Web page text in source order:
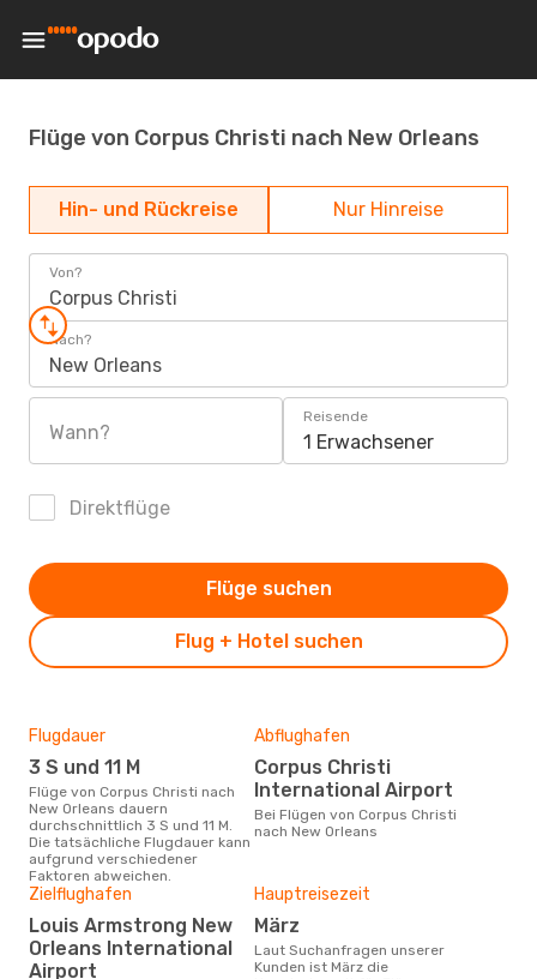
Flüge von Corpus Christi nach New Orleans
Hin- und Rückreise Nur Hinreise
Von?
Corpus Christi
Nach?
New Orleans
Wann?
Reisende
1 Erwachsener
Direktflüge
Flug + Hotel suchen
Flüge suchen
Flugdauer
3 S und 11 M
Flüge von Corpus Christi nach
New Orleans dauern
durchschnittlich 3 S und 11 M.
Die tatsächliche Flugdauer kann
aufgrund verschiedener
Faktoren abweichen.
Abflughafen
Corpus Christi
International Airport
Bei Flügen von Corpus Christi
nach New Orleans
Zielflughafen
Louis Armstrong New
Orleans International
Airport
Hauptreisezeit
März
Laut Suchanfragen unserer
Kunden ist März die